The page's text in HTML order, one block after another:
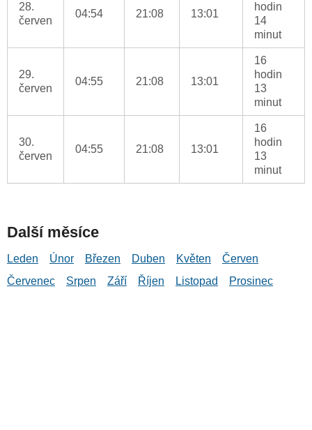
28.
červen
04:54 21:08 13:01
hodin
14
minut
29.
červen
04:55 21:08 13:01
16
hodin
13
minut
30.
červen
04:55 21:08 13:01
16
hodin
13
minut
Další měsíce
Leden Únor Březen Duben Květen
Červen
Červenec
Srpen Září Říjen Listopad Prosinec